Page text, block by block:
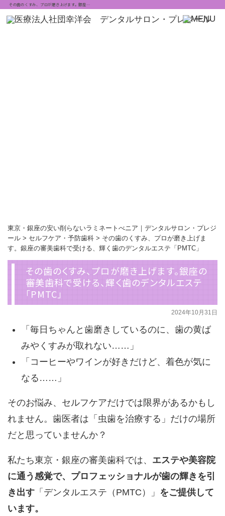
その歯のくすみ、プロが磨き上げます。銀座…
東京・銀座の安い削らないラミネートべニア｜デンタルサロン・プレジ
ール> セルフケア・予防歯科> その歯のくすみ、プロが磨き上げま
す。銀座の審美歯科で受ける、輝く歯のデンタルエステ「PMTC」
その歯のくすみ、プロが磨き上げます。銀座の
審美歯科で受ける、輝く歯のデンタルエステ
「PMTC」
2024年10月31日
「毎日ちゃんと歯磨きしているのに、歯の黄ば
みやくすみが取れない……」
「コーヒーやワインが好きだけど、着色が気に
なる……」
そのお悩み、セルフケアだけでは限界があるかもし
れません。歯医者は「虫歯を治療する」だけの場所
だと思っていませんか？
私たち東京・銀座の審美歯科では、 エステや美容院
に通う感覚で、プロフェッショナルが歯の輝きを引
き出す「デンタルエステ（PMTC）」 をご提供して
います。